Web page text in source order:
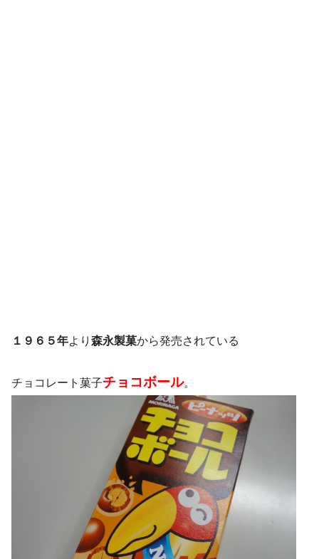
１９６５年より 森永製菓から発売されている
チョコレート菓子チョコボール。